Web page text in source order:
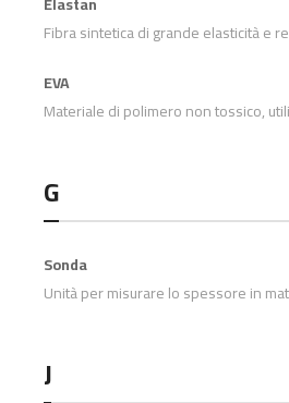
Fibra sintetica di grande elasticità e
EVA
Materiale di polimero non tossico,
G
Sonda
Unità per misurare lo spessore in
J